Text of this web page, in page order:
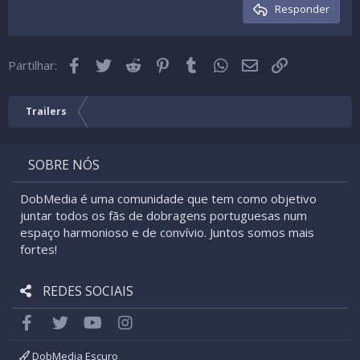
26
Trebuchet MS
Cabeçalho 3Responder
Partilhar: Facebook
Twitter Reddit Pinterest
Tumblr WhatsApp
Email
Trailers
SOBRE NÓS
DobMedia é uma comunidade que tem como objetivo
juntar todos os fãs de dobragens portuguesas num
espaço harmonioso e de convívio. Juntos somos mais
fortes!
REDES SOCIAIS
FacebookTwitter youtube
DobMedia Escuro